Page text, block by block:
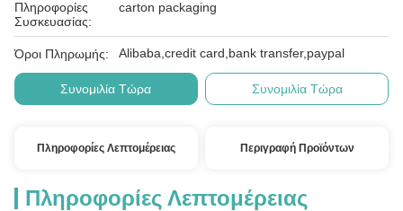
Πληροφορίες
Συσκευασίας:
carton packaging
Όροι Πληρωμής: Alibaba,credit card,bank transfer,paypal
Συνομιλία Τώρα Συνομιλία Τώρα
Πληροφορίες Λεπτομέρειας Περιγραφή Προϊόντων
Πληροφορίες Λεπτομέρειας